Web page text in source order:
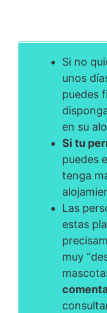
Si no
unos
puedes
en su
Si tu
puedes
tenga
Las
estas
muy